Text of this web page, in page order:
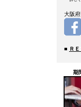
大阪
■ Ｒ
期